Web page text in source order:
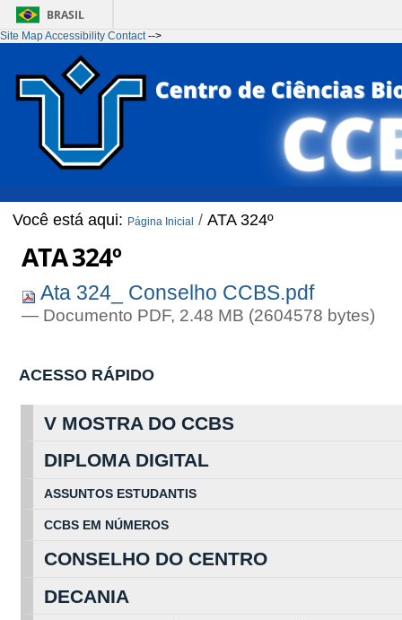
BRASIL
Ir para o conteúdo
Site MapAccessibility Contact-->
Você está aqui: Página Inicial /ATA 324º
ATA 324º
Ata 324_ Conselho CCBS.pdf
— Documento PDF, 2.48 MB (2604578 bytes)
ACESSO RÁPIDO
V MOSTRA DO CCBS
DIPLOMA DIGITAL
ASSUNTOS ESTUDANTIS
CCBS EM NÚMEROS
CONSELHO DO CENTRO
DECANIA